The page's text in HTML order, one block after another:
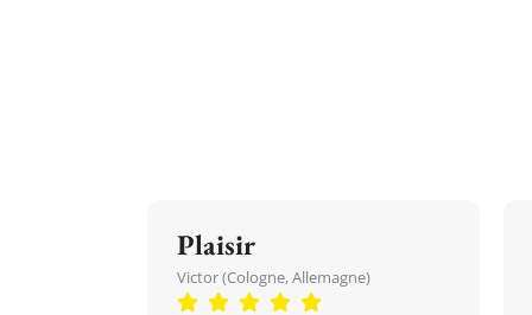
Plaisir
Victor (Cologne, Allemagne)